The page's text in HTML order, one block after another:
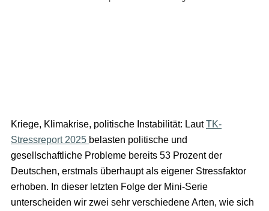
Kriege, Klimakrise, politische Instabilität: LautTK-
Stressreport 2025 belasten politische und
gesellschaftliche Probleme bereits 53 Prozent der
Deutschen, erstmals überhaupt als eigener Stressfaktor
erhoben. In dieser letzten Folge der Mini-Serie
unterscheiden wir zwei sehr verschiedene Arten, wie sich